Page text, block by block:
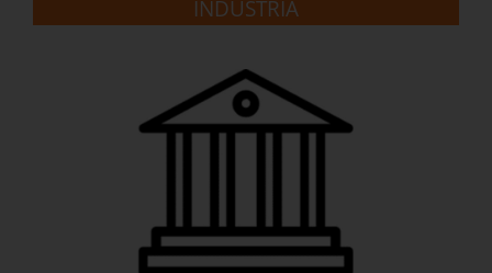
INDUSTRIA